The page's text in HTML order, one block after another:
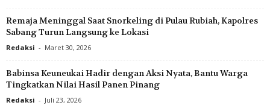
Remaja Meninggal Saat Snorkeling di Pulau Rubiah, Kapolres
Sabang Turun Langsung ke Lokasi
Redaksi - Maret 30, 2026
Babinsa Keuneukai Hadir dengan Aksi Nyata, Bantu Warga
Tingkatkan Nilai Hasil Panen Pinang
Redaksi - Juli 23, 2026